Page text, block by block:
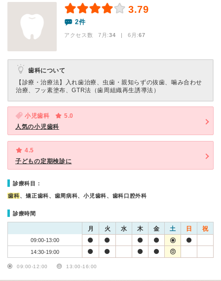
3.79
2件
アクセス数 7月:34 | 6月:67
歯科について
【診療・治療法】
入れ歯治療、虫歯・親知らずの抜歯、噛み合わせ
治療、フッ素塗布、GTR法（歯周組織再生誘導法）
小児歯科
5.0
人気の小児歯科
4.5
子どもの定期検診に
診療科目：
歯科、矯正歯科、歯周病科、小児歯科、歯科口腔外科
診療時間
月 火 水 木 金 土 日 祝
09:00-13:00
14:30-19:00
09:00-12:00 13:00-16:00